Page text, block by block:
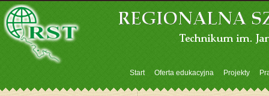
Start Oferta edukacyjna Projekty